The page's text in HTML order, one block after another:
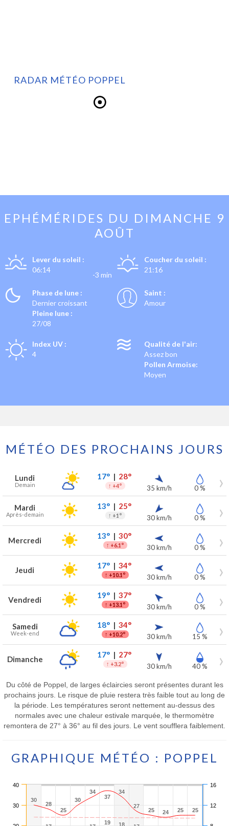
RADAR MÉTÉO POPPEL
EPHÉMÉRIDES DU DIMANCHE 9
AOÛT
Lever du soleil :
06:14
-3 min
Coucher du soleil :
21:16
Phase de lune :
Dernier croissant
Pleine lune :
27/08
Saint :
Amour
Index UV :
4
Qualité de l'air:
Assez bon
Pollen Armoise:
Moyen
MÉTÉO DES PROCHAINS JOURS
Prévisions météo à Poppel pour les 7 prochains jours
Jour Météo Températures Vent Précipitations
Lundi
Demain
17°| 28°
↑ +4° 35 km/h 0 %
Mardi
Après-demain
13°| 25°
↑ +1° 30 km/h 0 %
Mercredi 13°| 30°
↑ +6.1° 30 km/h 0 %
Jeudi 17°| 34°
↑ +10.1° 30 km/h 0 %
Vendredi 19°| 37°
↑ +13.1° 30 km/h 0 %
Samedi
Week-end
18°| 34°
↑ +10.2° 30 km/h 15 %
Dimanche 17°| 27°
↑ +3.2° 30 km/h 40 %
Du côté de Poppel, de larges éclaircies seront présentes durant les
prochains jours. Le risque de pluie restera très faible tout au long de
la période. Les températures seront nettement au-dessus des
normales avec une chaleur estivale marquée, le thermomètre
remontera de 27° à 36° au fil des jours. Le vent soufflera faiblement.
GRAPHIQUE MÉTÉO : POPPEL
30
30
28
28
25
25
30
30
34
34
37
37
34
34
27
27
25
25 24
24 25
25 25
25
19
19 18
18
30
40
12
16